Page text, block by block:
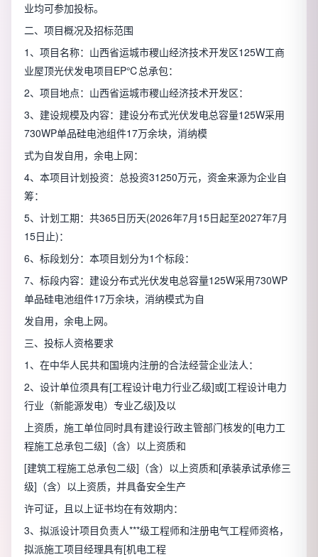
业均可参加投标。
二、项目概况及招标范围
1、项目名称：山西省运城市稷山经济技术开发区125W工商
业屋顶光伏发电项目EP℃总承包：
2、项目地点：山西省运城市稷山经济技术开发区：
3、建设规模及内容：建设分布式光伏发电总容量125W采用
730WP单品硅电池组件17万余块，消纳模
式为自发自用，余电上网：
4、本项目计划投资：总投资31250万元，资金来源为企业自
筹：
5、计划工期：共365日历天(2026年7月15日起至2027年7月
15日止)：
6、标段划分：本项目划分为1个标段：
7、标段内容：建设分布式光伏发电总容量125W采用730WP
单品硅电池组件17万余块，消纳模式为自
发自用，余电上网。
三、投标人资格要求
1、在中华人民共和国境内注册的合法经营企业法人：
2、设计单位须具有[工程设计电力行业乙级]或[工程设计电力
行业（新能源发电）专业乙级]及以
上资质，施工单位同时具有建设行政主管部门核发的[电力工
程施工总承包二级]（含）以上资质和
[建筑工程施工总承包二级]（含）以上资质和[承装承试承修三
级]（含）以上资质，并具备安全生产
许可证，且以上证书均在有效期内：
3、拟派设计项目负责人***级工程师和注册电气工程师资格，
拟派施工项目经理具有[机电工程